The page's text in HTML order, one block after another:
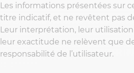
Les informations présentées sur
titre indicatif, et ne revêtent pas
Leur interprétation, leur
leur exactitude ne relèvent que
responsabilité de l’utilisateur.